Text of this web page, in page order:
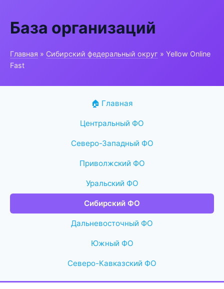
База организаций
Главная » Сибирский федеральный округ » Yellow Online
Fast
🏠 Главная
Центральный ФО
Северо-Западный ФО
Приволжский ФО
Уральский ФО
Сибирский ФО
Дальневосточный ФО
Южный ФО
Северо-Кавказский ФО